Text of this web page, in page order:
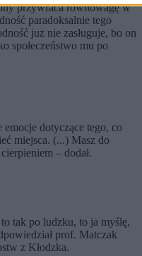
przywraca równowagę w
paradoksalnie tego
już nie zasługuje, bo on
społeczeństwo mu po
dotyczące tego, co
miejsca. (...) Masz do
– dodał.
tak po ludzku, to ja myślę,
prof. Matczak
z Kłodzka.